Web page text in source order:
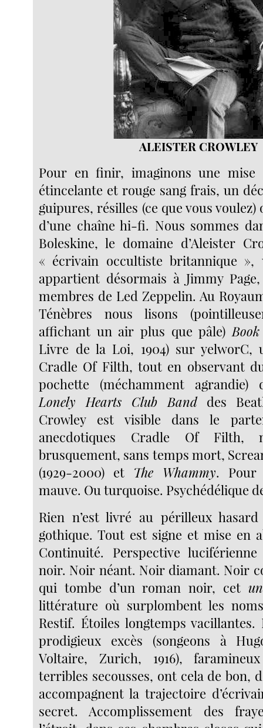
ALEISTER CROWLEY
Pour en finir, imaginons une mise
étincelante et rouge sang frais, un
guipures, résilles (ce que vous voulez)
d’une chaîne hi-fi. Nous sommes
Boleskine, le domaine d’Aleister
« écrivain occultiste britannique »,
appartient désormais à Jimmy
membres de Led Zeppelin. Au
Ténèbres nous lisons
affichant un air plus que pâle)
Livre de la Loi, 1904) sur yelworC,
Cradle Of Filth, tout en observant
pochette (méchamment
Lonely Hearts Club Banddes
Crowley est visible dans le
anecdotiques Cradle Of Filth,
brusquement, sans temps mort,
(1929-2000) etThe Whammy. Pour
mauve. Ou turquoise. Psychédélique
Rien n’est livré au périlleux
gothique. Tout est signe et mise en
Continuité. Perspective
noir. Noir néant. Noir diamant. Noir
qui tombe d’un roman noir, cet
littérature où surplombent les
Restif. Étoiles longtemps vacillantes.
prodigieux excès (songeons à
Voltaire, Zurich, 1916),
terribles secousses, ont cela de bon,
accompagnent la trajectoire
secret. Accomplissement des